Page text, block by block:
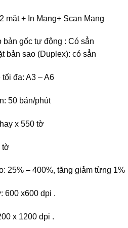
mặt + In Mạng+ Scan Mạng
bản gốc tự động : Có sẳn
bản sao (Duplex): có sẳn
đa: A3 – A6
50 bản/phút
x 550 tờ
tờ
25% – 400%, tăng giảm từng 1%
600 x600 dpi .
x 1200 dpi .